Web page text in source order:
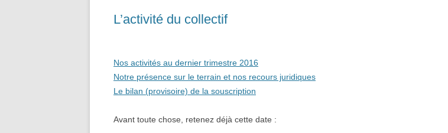
L’activité du collectif
Nos activités au dernier trimestre 2016
Notre présence sur le terrain et nos recours juridiques
Le bilan (provisoire) de la souscription
Avant toute chose, retenez déjà cette date :